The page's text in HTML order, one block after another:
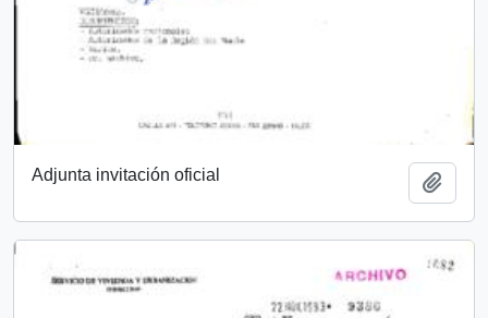
Adjunta invitación oficial